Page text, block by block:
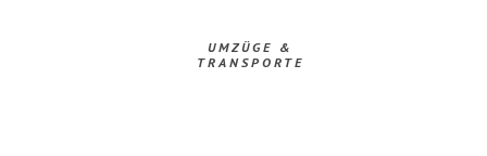
UMZÜGE &
TRANSPORTE